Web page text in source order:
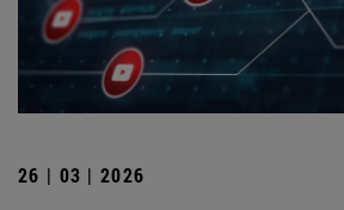
26 | 03 | 2026